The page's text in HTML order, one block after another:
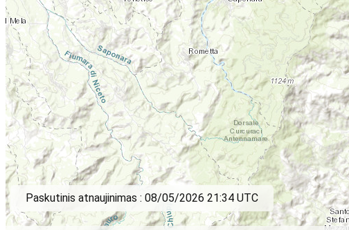
Paskutinis atnaujinimas : 08/05/2026 21:34 UTC